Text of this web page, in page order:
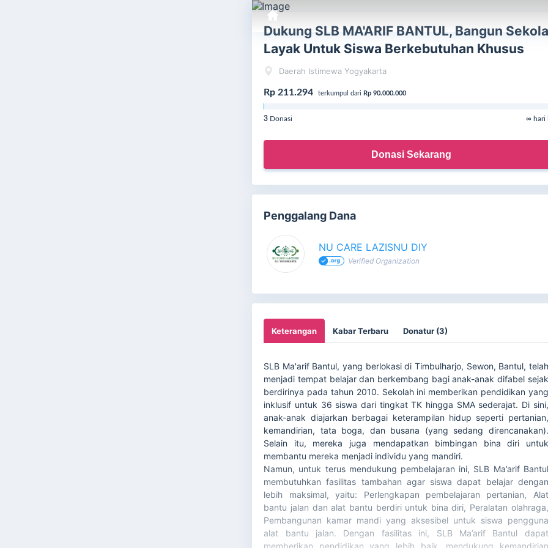
Dukung SLB MA'ARIF BANTUL, Bangun
Layak Untuk Siswa Berkebutuhan Khusus
Daerah Istimewa Yogyakarta
Rp 211.294 terkumpul dari Rp 90.000.000
3 Donasi ∞ hari
Donasi Sekarang
Penggalang Dana
NU CARE LAZISNU DIY
Verified Organization
Keterangan Kabar Terbaru Donatur (3)
SLB Ma'arif Bantul, yang berlokasi di Timbulharjo, Sewon, Bantul, telah
menjadi tempat belajar dan berkembang bagi anak-anak difabel sejak
berdirinya pada tahun 2010. Sekolah ini memberikan pendidikan yang
inklusif untuk 36 siswa dari tingkat TK hingga SMA sederajat. Di sini,
anak-anak diajarkan berbagai keterampilan hidup seperti pertanian,
kemandirian, tata boga, dan busana (yang sedang direncanakan).
Selain itu, mereka juga mendapatkan bimbingan bina diri untuk
membantu mereka menjadi individu yang mandiri.
Namun, untuk terus mendukung pembelajaran ini, SLB Ma’arif Bantul
membutuhkan fasilitas tambahan agar siswa dapat belajar dengan
lebih maksimal, yaitu: Perlengkapan pembelajaran pertanian, Alat
bantu jalan dan alat bantu berdiri untuk bina diri, Peralatan olahraga,
Pembangunan kamar mandi yang aksesibel untuk siswa pengguna
alat bantu jalan. Dengan fasilitas ini, SLB Ma’arif Bantul dapat
memberikan pendidikan yang lebih baik, mendukung kemandirian